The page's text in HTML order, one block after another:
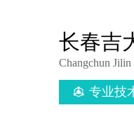
长春吉
Changchun Jilin
专业技